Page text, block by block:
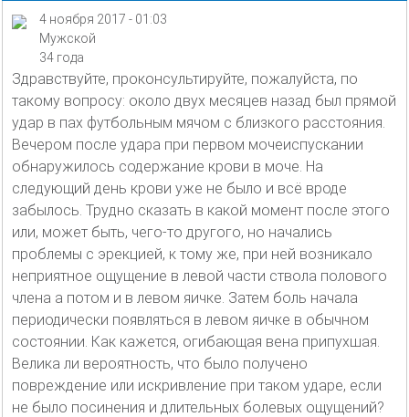
4 ноября 2017 - 01:03
Мужской
34 года
Здравствуйте, проконсультируйте, пожалуйста, по
такому вопросу: около двух месяцев назад был прямой
удар в пах футбольным мячом с близкого расстояния.
Вечером после удара при первом мочеиспускании
обнаружилось содержание крови в моче. На
следующий день крови уже не было и всё вроде
забылось. Трудно сказать в какой момент после этого
или, может быть, чего-то другого, но начались
проблемы с эрекцией, к тому же, при ней возникало
неприятное ощущение в левой части ствола полового
члена а потом и в левом яичке. Затем боль начала
периодически появляться в левом яичке в обычном
состоянии. Как кажется, огибающая вена припухшая.
Велика ли вероятность, что было получено
повреждение или искривление при таком ударе, если
не было посинения и длительных болевых ощущений?